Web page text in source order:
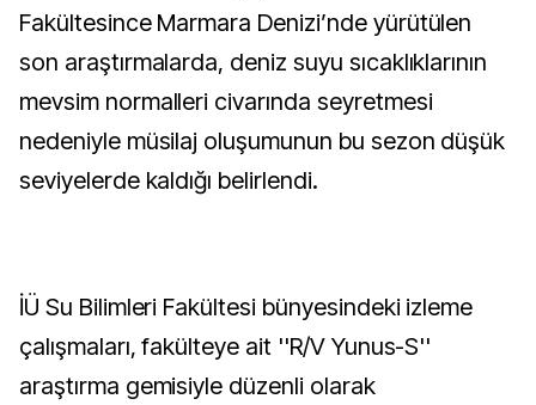
Fakültesince Marmara Denizi’nde yürütülen
son araştırmalarda, deniz suyu sıcaklıklarının
mevsim normalleri civarında seyretmesi
nedeniyle müsilaj oluşumunun bu sezon düşük
seviyelerde kaldığı belirlendi.
İÜ Su Bilimleri Fakültesi bünyesindeki izleme
çalışmaları, fakülteye ait ''R/V Yunus-S''
araştırma gemisiyle düzenli olarak